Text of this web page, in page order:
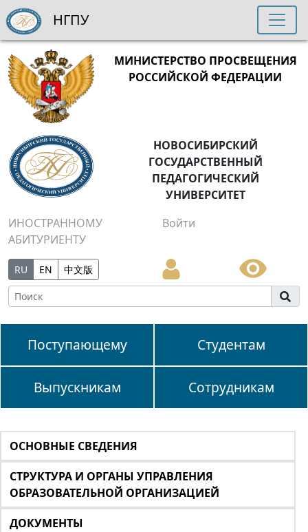
МИНИСТЕРСТВО ПРОСВЕЩЕНИЯ
РОССИЙСКОЙ ФЕДЕРАЦИИ
НОВОСИБИРСКИЙ
ГОСУДАРСТВЕННЫЙ
ПЕДАГОГИЧЕСКИЙ
УНИВЕРСИТЕТ
ИНОСТРАННОМУ
АБИТУРИЕНТУ
Войти
RU EN 中文版
Поступающему Студентам
Выпускникам Сотрудникам
НГПУ
ОСНОВНЫЕ СВЕДЕНИЯ
СТРУКТУРА И ОРГАНЫ УПРАВЛЕНИЯ
ОБРАЗОВАТЕЛЬНОЙ ОРГАНИЗАЦИЕЙ
ДОКУМЕНТЫ